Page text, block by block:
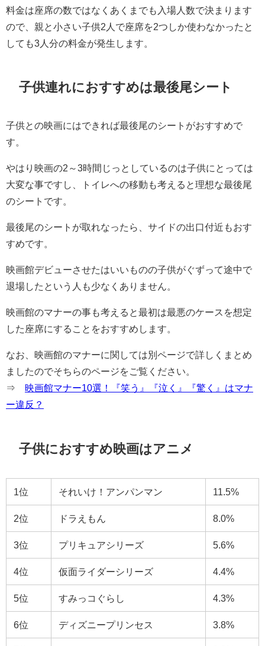
料金は座席の数ではなくあくまでも入場人数で決まります
ので、親と小さい子供2人で座席を2つしか使わなかったと
しても3人分の料金が発生します。
子供連れにおすすめは最後尾シート
子供との映画にはできれば最後尾のシートがおすすめで
す。
やはり映画の2～3時間じっとしているのは子供にとっては
大変な事ですし、トイレへの移動も考えると理想な最後尾
のシートです。
最後尾のシートが取れなったら、サイドの出口付近もおす
すめです。
映画館デビューさせたはいいものの子供がぐずって途中で
退場したという人も少なくありません。
映画館のマナーの事も考えると最初は最悪のケースを想定
した座席にすることをおすすめします。
なお、映画館のマナーに関しては別ページで詳しくまとめ
ましたのでそちらのページをご覧ください。
⇒ 映画館マナー10選！『笑う』『泣く』『驚く』はマナ
ー違反？
子供におすすめ映画はアニメ
1位 それいけ！アンパンマン 11.5%
2位 ドラえもん 8.0%
3位 プリキュアシリーズ 5.6%
4位 仮面ライダーシリーズ 4.4%
5位 すみっコぐらし 4.3%
6位 ディズニープリンセス 3.8%